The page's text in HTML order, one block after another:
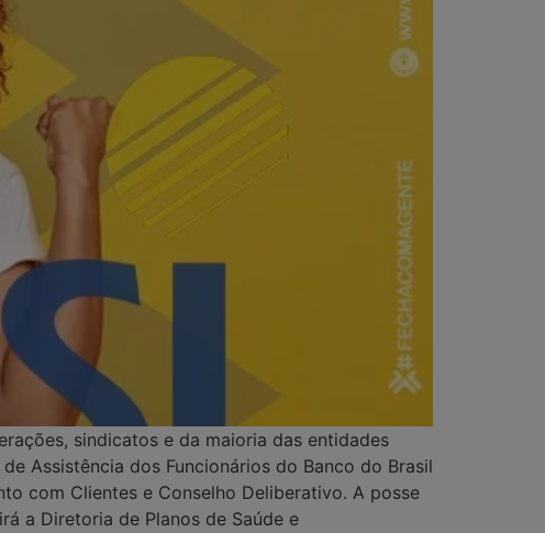
sindicatos e da maioria das entidades
Assistência dos Funcionários do Banco do Brasil
com Clientes e Conselho Deliberativo. A posse
a Diretoria de Planos de Saúde e